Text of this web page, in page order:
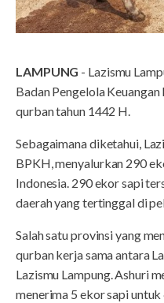
LAMPUNG - Lazismu
Badan Pengelola
qurban tahun 1442 H.
Sebagaimana diketahui,
BPKH, menyalurkan 290
Indonesia. 290 ekor sapi
daerah yang tertinggal di
Salah satu provinsi yang
qurban kerja sama antara
Lazismu Lampung. Ashuri
menerima 5 ekor sapi